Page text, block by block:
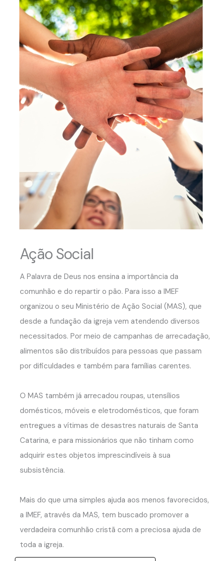
Ação Social
A Palavra de Deus nos ensina a importância da
comunhão e do repartir o pão. Para isso a IMEF
organizou o seu Ministério de Ação Social (MAS), que
desde a fundação da igreja vem atendendo diversos
necessitados. Por meio de campanhas de arrecadação,
alimentos são distribuídos para pessoas que passam
por dificuldades e também para famílias carentes.
O MAS também já arrecadou roupas, utensílios
domésticos, móveis e eletrodomésticos, que foram
entregues a vítimas de desastres naturais de Santa
Catarina, e para missionários que não tinham como
adquirir estes objetos imprescindíveis à sua
subsistência.
Mais do que uma simples ajuda aos menos favorecidos,
a IMEF, através da MAS, tem buscado promover a
verdadeira comunhão cristã com a preciosa ajuda de
toda a igreja.